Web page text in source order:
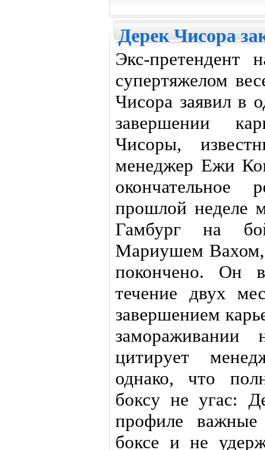
Дерек Чисора
Экс-
супертяжелом
Чисора заявил в
завершении
Чисоры,
менеджер Ежи
окончательное
прошлой неделе
Гамбург на
Мариушем Вахом,
покончено. Он
течение двух
завершением
цитирует
однако, что
боксу не угас:
профиле
боксе и не